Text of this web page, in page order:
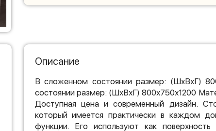
Описание
В сложенном состоянии размер: (ШхВхГ)
состоянии размер: (ШхВхГ) 800х750х1200
Доступная цена и современный дизайн.
который имеется практически в каждом
функции. Его используют как